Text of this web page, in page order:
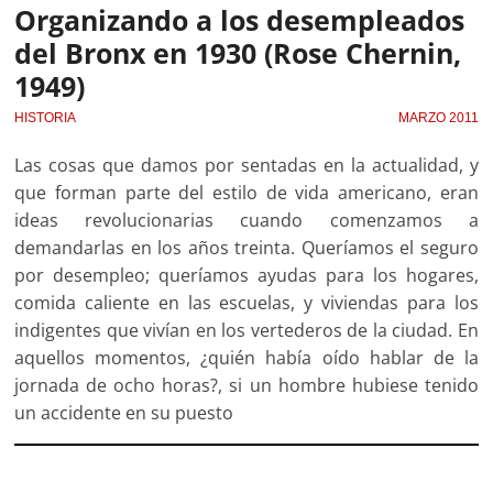
Organizando a los desempleados
del Bronx en 1930 (Rose Chernin,
1949)
HISTORIA MARZO 2011
Las cosas que damos por sentadas en la actualidad, y
que forman parte del estilo de vida americano, eran
ideas revolucionarias cuando comenzamos a
demandarlas en los años treinta. Queríamos el seguro
por desempleo; queríamos ayudas para los hogares,
comida caliente en las escuelas, y viviendas para los
indigentes que vivían en los vertederos de la ciudad. En
aquellos momentos, ¿quién había oído hablar de la
jornada de ocho horas?, si un hombre hubiese tenido
un accidente en su puesto